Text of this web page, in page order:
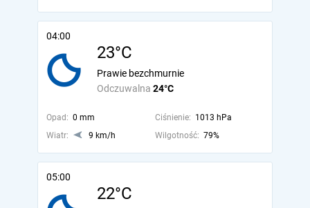
04:00
23°C
Odczuwalna 24°C
Prawie bezchmurnie
Opad: 0 mm Ciśnienie: 1013 hPa
Wiatr:
9 km/h Wilgotność: 79%
05:00
22°C